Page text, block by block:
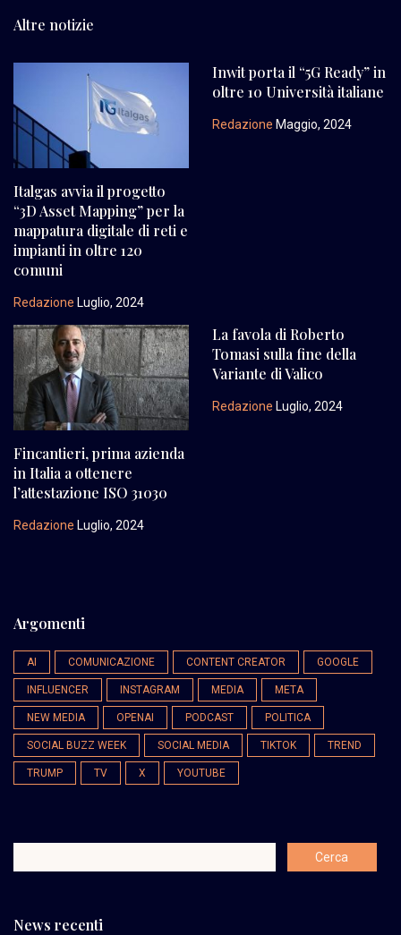
Altre notizie
Italgas avvia il progetto
“3D Asset Mapping” per la
mappatura digitale di reti e
impianti in oltre 120
comuni
Redazione Luglio, 2024
Inwit porta il “5G Ready” in
oltre 10 Università italiane
Redazione Maggio, 2024
Fincantieri, prima azienda
in Italia a ottenere
l’attestazione ISO 31030
Redazione Luglio, 2024
La favola di Roberto
Tomasi sulla fine della
Variante di Valico
Redazione Luglio, 2024
Argomenti
AI COMUNICAZIONE CONTENT CREATOR GOOGLE
INFLUENCER INSTAGRAM MEDIA META
NEW MEDIA OPENAI PODCAST POLITICA
SOCIAL BUZZ WEEK SOCIAL MEDIA TIKTOK TREND
TRUMP TV X YOUTUBE
News recenti